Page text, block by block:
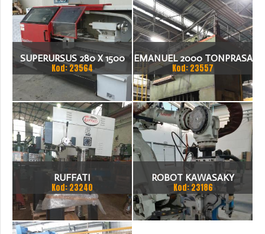
SUPERURSUS 280 X 1500
TOKARKA
Kod: 23564
EMANUEL 2000 TONPRASA
HYDRAULICZNA 3200 X
2000
Kod: 23557
RUFFATI
Kod: 23240
ROBOT KAWASAKY
Kod: 23186